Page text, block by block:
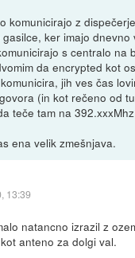
komunicirajo z
ker imajo dnevno
s centralo na
da encrypted kot
jih ves čas
(in kot rečeno od
teče tam na 392.xxxMhz
ena velik zmešnjava.
13:39
natancno izrazil z
anteno za dolgi val.